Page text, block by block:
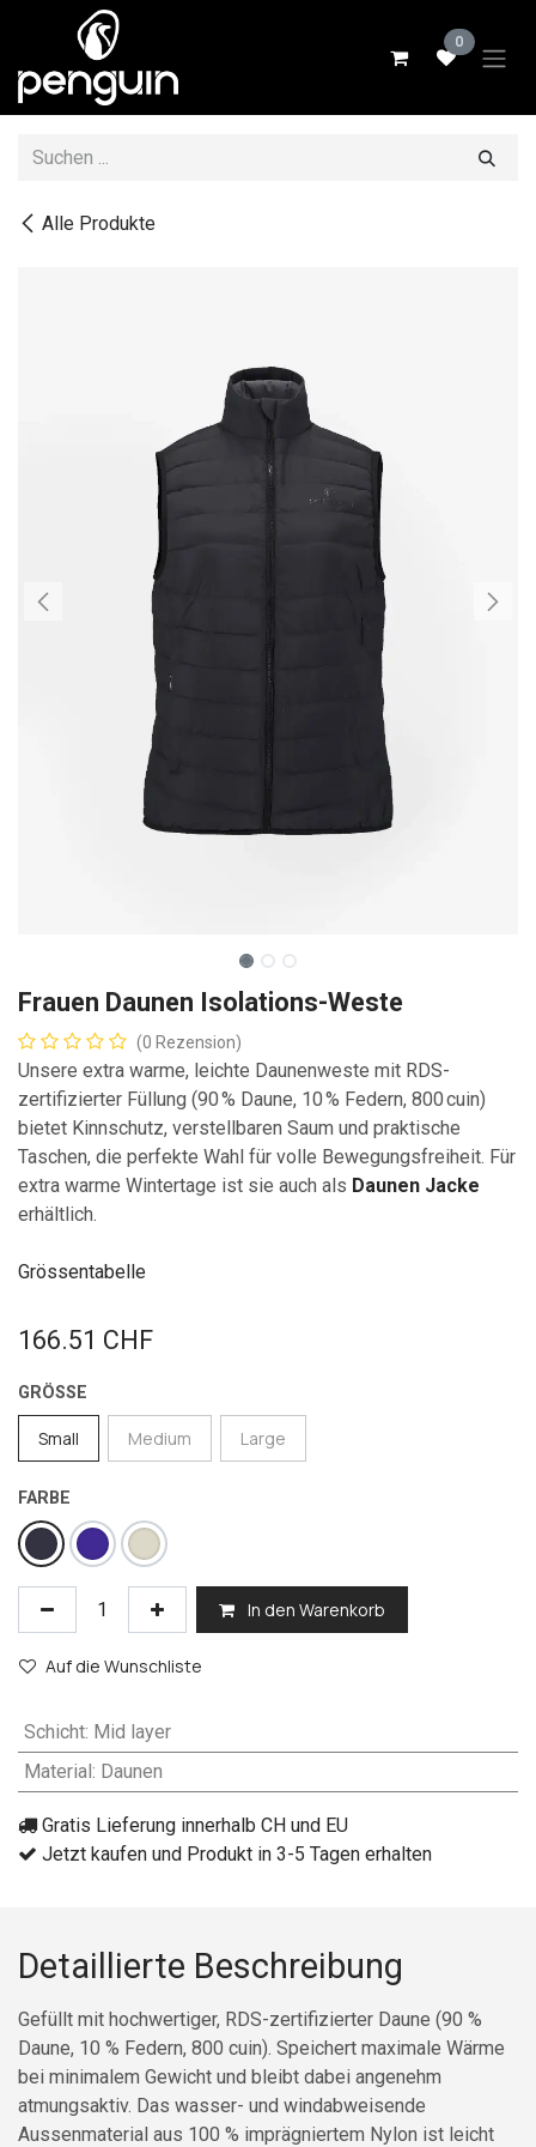
Zum Inhalt springen
0
Alle Produkte
Frauen Daunen Isolations-Weste
(0 Rezension)
Unsere extra warme, leichte Daunenweste mit RDS-
zertifizierter Füllung (90 % Daune, 10 % Federn, 800 cuin)
bietet Kinnschutz, verstellbaren Saum und praktische
Taschen, die perfekte Wahl für volle Bewegungsfreiheit. Für
extra warme Wintertage ist sie auch als Daunen Jacke
erhältlich.
Grössentabelle
166.51 CHF
GRÖSSE
Small Medium Large
FARBE
In den Warenkorb
Auf die Wunschliste
Schicht: Mid layer
Material : Daunen
Gratis Lieferung innerhalb CH und EU
Jetzt kaufen und Produkt in 3-5 Tagen erhalten
Detaillierte Beschreibung
Gefüllt mit hochwertiger, RDS-zertifizierter Daune (90 %
Daune, 10 % Federn, 800 cuin). Speichert maximale Wärme
bei minimalem Gewicht und bleibt dabei angenehm
atmungsaktiv. Das wasser- und windabweisende
Aussenmaterial aus 100 % imprägniertem Nylon ist leicht